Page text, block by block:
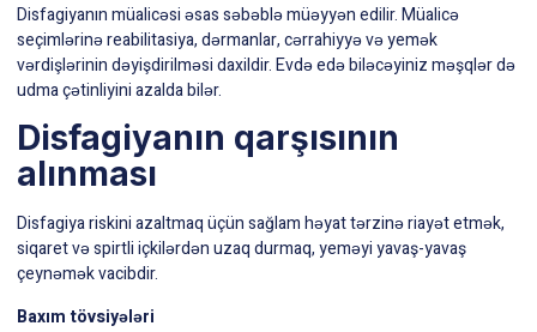
Disfagiyanın müalicəsi əsas səbəblə müəyyən edilir. Müalicə
seçimlərinə reabilitasiya, dərmanlar, cərrahiyyə və yemək
vərdişlərinin dəyişdirilməsi daxildir. Evdə edə biləcəyiniz məşqlər də
udma çətinliyini azalda bilər.
Disfagiyanın qarşısının
alınması
Disfagiya riskini azaltmaq üçün sağlam həyat tərzinə riayət etmək,
siqaret və spirtli içkilərdən uzaq durmaq, yeməyi yavaş-yavaş
çeynəmək vacibdir.
Baxım tövsiyələri